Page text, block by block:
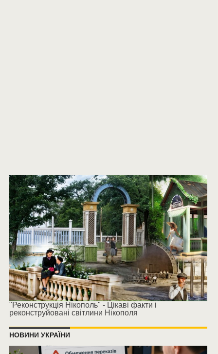
"Реконструкція Нікополь" - Цікаві факти і
реконструйовані світлини Нікополя
НОВИНИ УКРАЇНИ